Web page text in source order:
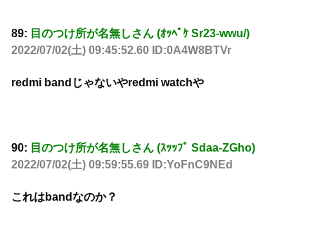
89: 目のつけ所が名無しさん (ｵｯﾍﾟｹ Sr23-wwu/)
2022/07/02(土) 09:45:52.60 ID:0A4W8BTVr
redmi bandじゃないやredmi watchや
90: 目のつけ所が名無しさん (ｽｯｯﾌﾟ Sdaa-ZGho)
2022/07/02(土) 09:59:55.69 ID:YoFnC9NEd
これはbandなのか？